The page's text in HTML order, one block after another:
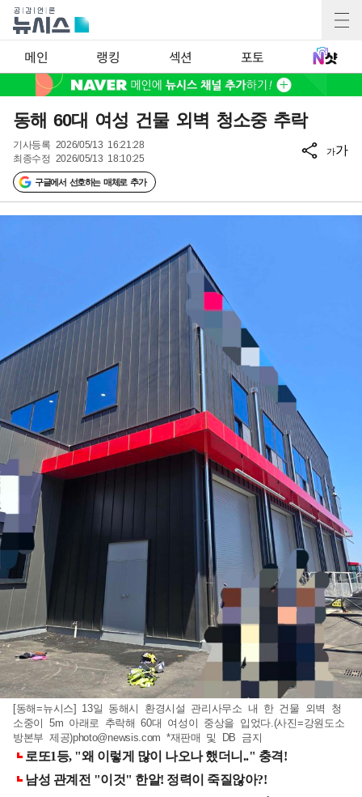
메인 랭킹 섹션 포토
동해 60대 여성 건물 외벽 청소중 추락
기사등록 2026/05/13 16:21:28
최종수정 2026/05/13 18:10:25
구글에서 선호하는 매체로 추가
가가
[동해=뉴시스] 13일 동해시 환경시설 관리사무소 내 한 건물 외벽 청
소중이 5m 아래로 추락해 60대 여성이 중상을 입었다.(사진=강원도소
방본부 제공)photo@newsis.com *재판매 및 DB 금지